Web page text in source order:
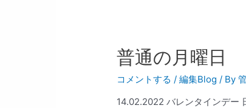
普通の月曜日
コメントする /編集Blog / By
14.02.2022 バレンタインデー